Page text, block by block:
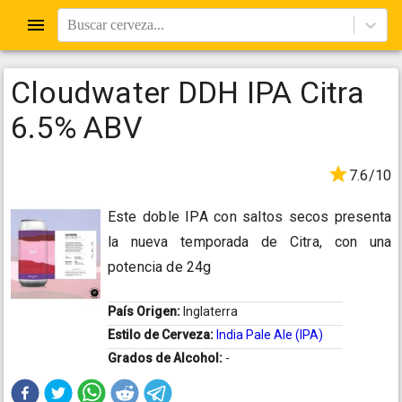
Buscar cerveza...
Cloudwater DDH IPA Citra
6.5% ABV
7.6/10
Este doble IPA con saltos secos presenta
la nueva temporada de Citra, con una
potencia de 24g
País Origen: Inglaterra
Estilo de Cerveza: India Pale Ale (IPA)
Grados de Alcohol: -